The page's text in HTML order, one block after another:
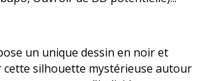
un unique dessin en noir et
cette silhouette mystérieuse autour